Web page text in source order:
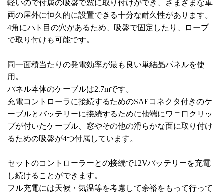
軽いので付属の吸盤で窓に取り付けができ、さまざまな車
両の屋外に恒久的に設置できる十分な耐久性があります。
4角にハト目の穴があるため、吸盤で固定したり、ロープ
で取り付けも可能です。
同一面積当たりの発電効率が最も良い単結晶パネルを使
用。
パネル本体のケーブルは2.7mです。
充電コントローラに接続するためのSAEコネクタ付きのケ
ーブルとバッテリーに接続するために他端にワニ口クリッ
プが付いたケーブル、窓やその他の滑らかな面に取り付け
るための吸盤が4つ付属しています。
セットのコントローラーとの接続で12Vバッテリーを充電
し続けることができます。
フル充電には天候・気温等を考慮して余裕をもって行って